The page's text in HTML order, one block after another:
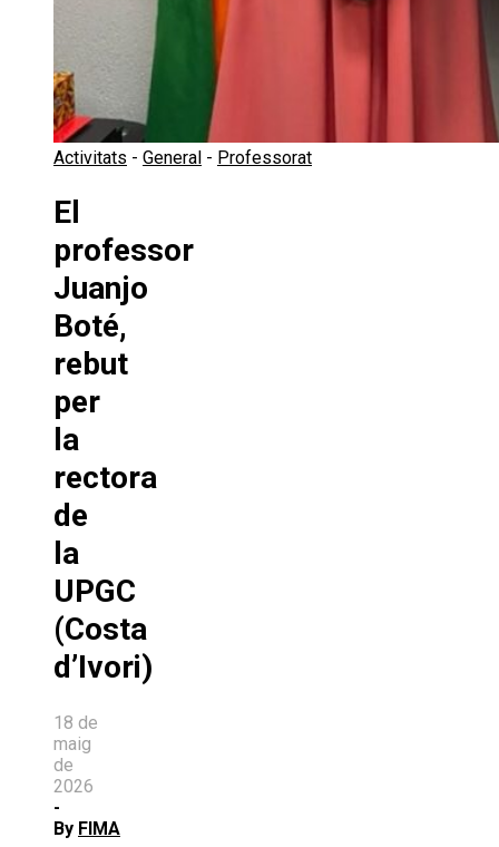
Activitats - General - Professorat
El
professor
Juanjo
Boté,
rebut
per
la
rectora
de
la
UPGC
(Costa
d’Ivori)
18 de
maig
de
2026
-
By FIMA